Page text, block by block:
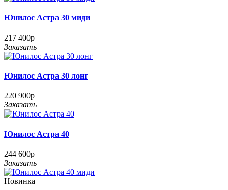
Юнилос Астра 30 миди
217 400р
Заказать
Юнилос Астра 30 лонг
220 900р
Заказать
Юнилос Астра 40
244 600р
Заказать
Новинка